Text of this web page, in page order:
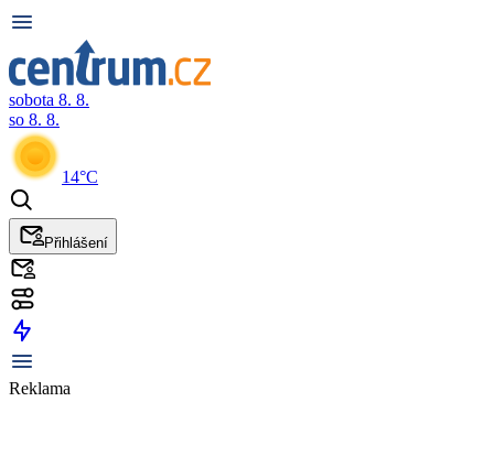
sobota 8. 8.
so 8. 8.
14°C
Přihlášení
Reklama